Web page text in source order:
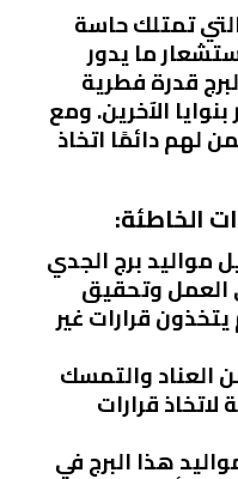
تمتلك حاسة
ما يدور
قدرة فطرية
الآخرين. ومع
لهم دائمًا اتخاذ
الخاطئة:
مواليد برج الجدي
العمل وتحقيق
قرارات غير
العناد والتمسك
لاتخاذ قرارات
هذا البرج في